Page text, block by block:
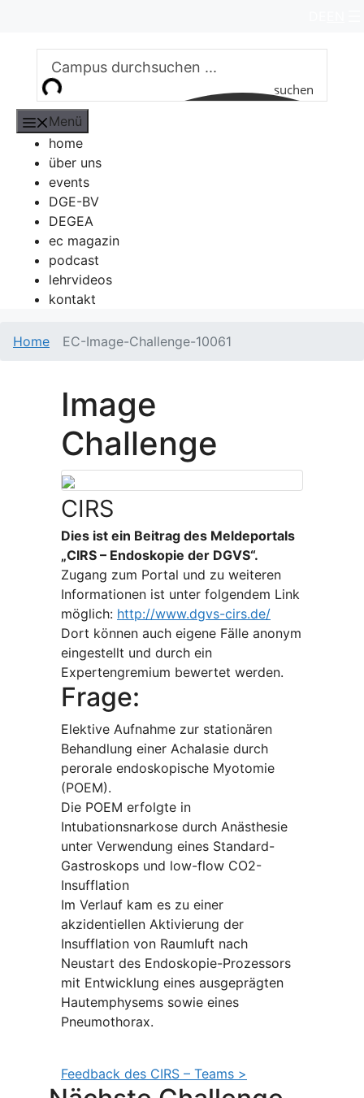
springen
suchen
Menü
home
über uns
events
DGE-BV
DEGEA
ec magazin
podcast
lehrvideos
kontakt
Home EC-Image-Challenge-10061
Image
Challenge
CIRS
Dies ist ein Beitrag des Meldeportals
„CIRS – Endoskopie der DGVS“.
Zugang zum Portal und zu weiteren
Informationen ist unter folgendem Link
möglich: http://www.dgvs-cirs.de/
Dort können auch eigene Fälle anonym
eingestellt und durch ein
Expertengremium bewertet werden.
Frage:
Elektive Aufnahme zur stationären
Behandlung einer Achalasie durch
perorale endoskopische Myotomie
(POEM).
Die POEM erfolgte in
Intubationsnarkose durch Anästhesie
unter Verwendung eines Standard-
Gastroskops und low-flow CO2-
Insufflation
Im Verlauf kam es zu einer
akzidentiellen Aktivierung der
Insufflation von Raumluft nach
Neustart des Endoskopie-Prozessors
mit Entwicklung eines ausgeprägten
Hautemphysems sowie eines
Pneumothorax.
Feedback des CIRS – Teams >